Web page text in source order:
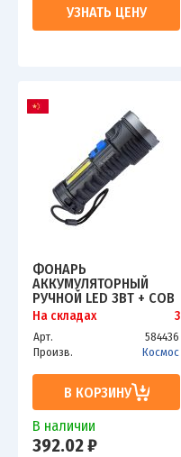
УЗНАТЬ ЦЕНУ
ФОНАРЬ
АККУМУЛЯТОРНЫЙ
РУЧНОЙ LED 3ВТ + COB
3ВТ АККУМ. LI-ION
18650 1.2А.Ч
ИНДИКАТОР USB-ШНУР
ABS-ПЛАСТИК КОСМОС
KOS115LIT
На складах 3
Арт.
584436
Произв.
Космос
В КОРЗИНУ
В наличии
392.02 ₽